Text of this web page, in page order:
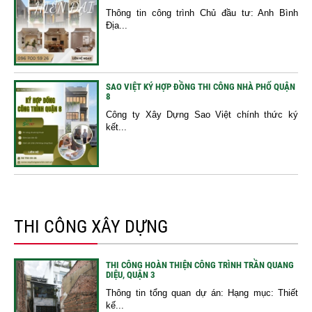
Thông tin công trình Chủ đầu tư: Anh Bình
Địa...
SAO VIỆT KÝ HỢP ĐỒNG THI CÔNG NHÀ PHỐ QUẬN
8
Công ty Xây Dựng Sao Việt chính thức ký
kết...
THI CÔNG XÂY DỰNG
THI CÔNG HOÀN THIỆN CÔNG TRÌNH TRẦN QUANG
DIỆU, QUẬN 3
Thông tin tổng quan dự án: Hạng mục: Thiết
kế...